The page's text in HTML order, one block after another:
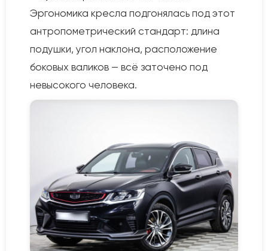
Эргономика кресла подгонялась под этот
антропометрический стандарт: длина
подушки, угол наклона, расположение
боковых валиков — всё заточено под
невысокого человека.